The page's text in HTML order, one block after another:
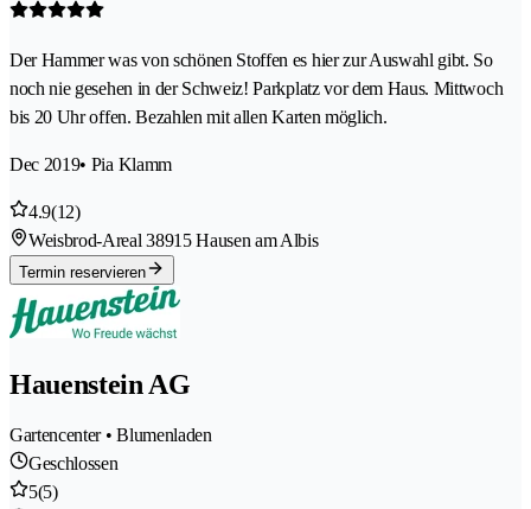
Der Hammer was von schönen Stoffen es hier zur Auswahl gibt. So
noch nie gesehen in der Schweiz! Parkplatz vor dem Haus. Mittwoch
bis 20 Uhr offen. Bezahlen mit allen Karten möglich.
Dec 2019• Pia Klamm
4.9(12)
Weisbrod-Areal 38915 Hausen am Albis
Termin reservieren
Hauenstein AG
Gartencenter • Blumenladen
Geschlossen
5(5)